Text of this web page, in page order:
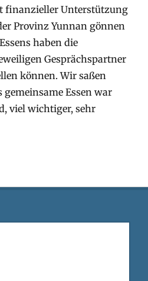
finanzieller Unterstützung
Provinz Yunnan gönnen
haben die
Gesprächspartner
können. Wir saßen
gemeinsame Essen war
viel wichtiger, sehr